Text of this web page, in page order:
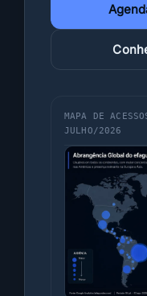
m
i
a
d
i
g
MAPA DE
JULHO/2026